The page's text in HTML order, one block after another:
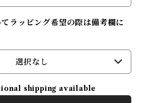
ラッピング希望の際は備考欄に
選択なし
shipping available